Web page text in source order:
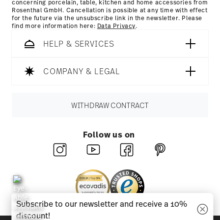
concerning porcelain, table, kitchen and home accessories from
Rosenthal GmbH. Cancellation is possible at any time with effect
for the future via the unsubscribe link in the newsletter. Please
find more information here: Data Privacy.
HELP & SERVICES
COMPANY & LEGAL
WITHDRAW CONTRACT
Follow us on
Subscribe to our newsletter and receive a 10%
discount!